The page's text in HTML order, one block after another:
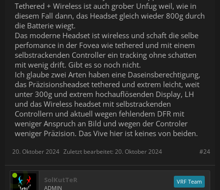
Tethered + Wireless ist auch grober Unfug weil, wie in
diesem Fall dann, das Headset gleich wieder 800g durch
die Batterie wiegt.
Das moderne Headset ist wireless und schaft die selbe
perfomance in der Fovea wie tethered und mit einem
selbstrackenden Controller ein tracking ohne schatten
mit wenig drift. Gibt es so noch nicht.
Ich glaube zwei Arten haben eine Daseinsberechtigung,
das Präzisionsheadset tethered und extrem leicht, weit
unter 300g und extrem hochauflösenden Display, LH
und das Wireless headset mit selbstrackenden
Controllern und aktuell wegen fehlendem DFR mit
weniger Anspruch an Bild und wegen der Controler
weniger Präzision. Das Vive hier ist keines von beiden.
#24
20. Oktober 2024 Zuletzt bearbeitet: 20. Oktober 2024
SolKutTeR
ADMIN
VRF Team